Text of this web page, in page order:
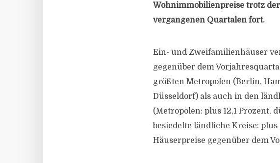
Wohnimmobilienpreise trotz
vergangenen Quartalen fort.
Ein- und Zweifamilienhäuser
gegenüber dem
größten Metropolen (Berlin,
Düsseldorf) als auch in den
(Metropolen: plus 12,1 Prozent,
besiedelte ländliche Kreise:
Häuserpreise gegenüber dem